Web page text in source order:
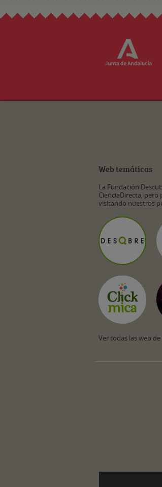
Web temáticas
La Fundación
CienciaDirecta,
visitando nuestros
Ver todas las web